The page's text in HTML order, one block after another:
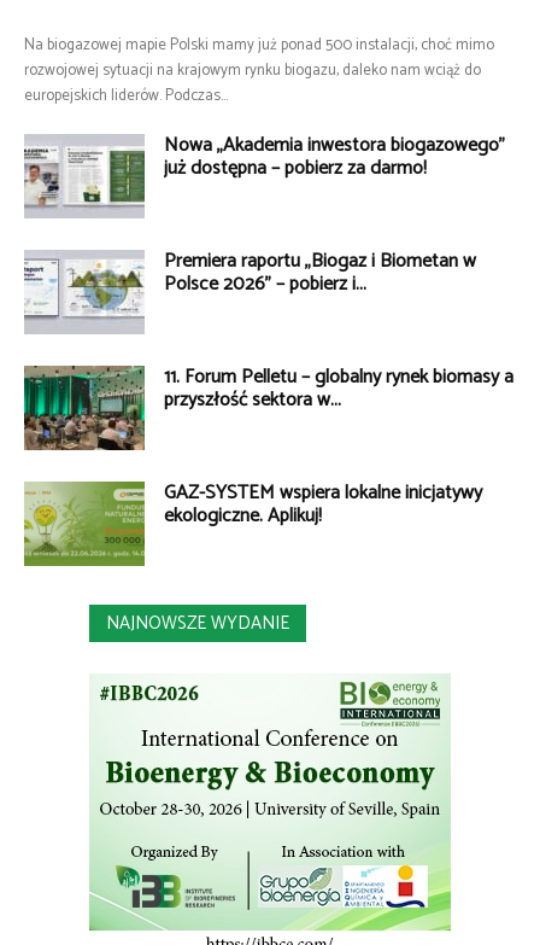
Na biogazowej mapie Polski mamy już ponad 500 instalacji, choć mimo
rozwojowej sytuacji na krajowym rynku biogazu, daleko nam wciąż do
europejskich liderów. Podczas...
Nowa „Akademia inwestora biogazowego”
już dostępna – pobierz za darmo!
Premiera raportu „Biogaz i Biometan w
Polsce 2026” – pobierz i...
11. Forum Pelletu – globalny rynek biomasy a
przyszłość sektora w...
GAZ-SYSTEM wspiera lokalne inicjatywy
ekologiczne. Aplikuj!
NAJNOWSZE WYDANIE